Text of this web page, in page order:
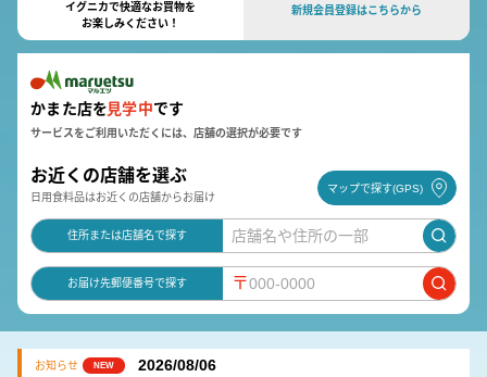
イグニカで快適なお買物を
お楽しみください！
新規会員登録はこちらから
かまた店を見学中です
サービスをご利用いただくには、店舗の選択が必要です
お近くの店舗を選ぶ
日用食料品はお近くの店舗からお届け
マップで探す(GPS)
住所または店舗名で探す
お届け先郵便番号で探す 〒
お知らせ NEW 2026/08/06